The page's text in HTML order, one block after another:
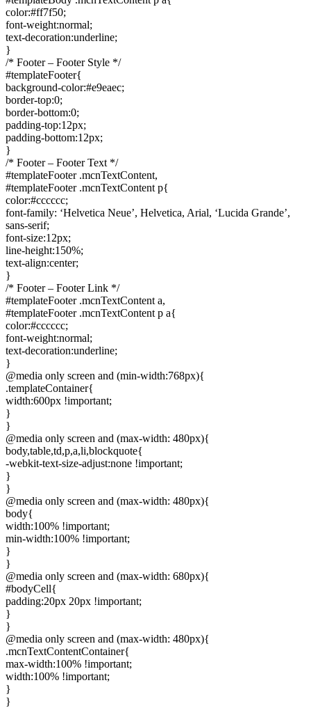
color:#ff7f50;
font-weight:normal;
text-decoration:underline;
}
/* Footer – Footer Style */
#templateFooter{
background-color:#e9eaec;
border-top:0;
border-bottom:0;
padding-top:12px;
padding-bottom:12px;
}
/* Footer – Footer Text */
#templateFooter .mcnTextContent,
#templateFooter .mcnTextContent p{
color:#cccccc;
font-family: ‘Helvetica Neue’, Helvetica, Arial, ‘Lucida Grande’,
sans-serif;
font-size:12px;
line-height:150%;
text-align:center;
}
/* Footer – Footer Link */
#templateFooter .mcnTextContent a,
#templateFooter .mcnTextContent p a{
color:#cccccc;
font-weight:normal;
text-decoration:underline;
}
@media only screen and (min-width:768px){
.templateContainer{
width:600px !important;
}
}
@media only screen and (max-width: 480px){
body,table,td,p,a,li,blockquote{
-webkit-text-size-adjust:none !important;
}
}
@media only screen and (max-width: 480px){
body{
width:100% !important;
min-width:100% !important;
}
}
@media only screen and (max-width: 680px){
#bodyCell{
padding:20px 20px !important;
}
}
@media only screen and (max-width: 480px){
.mcnTextContentContainer{
max-width:100% !important;
width:100% !important;
}
}